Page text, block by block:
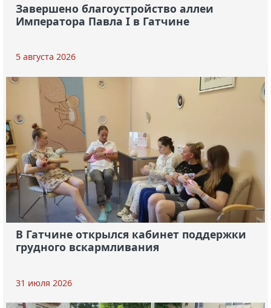
Завершено благоустройство аллеи
Императора Павла I в Гатчине
5 августа 2026
В Гатчине открылся кабинет поддержки
грудного вскармливания
31 июля 2026